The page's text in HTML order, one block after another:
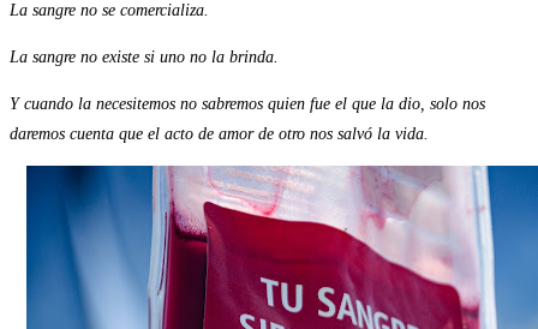
La sangre no se comercializa.
La sangre no existe si uno no la brinda.
Y cuando la necesitemos no sabremos quien fue el que la dio, solo nos
daremos cuenta que el acto de amor de otro nos salvó la vida.